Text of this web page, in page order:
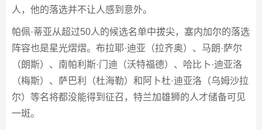
人，他的落选并不让人感到意外。
帕佩·蒂亚从超过50人的候选名单中拔尖，塞内加尔的落选
阵容也是星光熠熠。布拉耶·迪亚（拉齐奥）、马朗·萨尔
（朗斯）、南帕利斯·门迪（沃特福德）、哈比卜·迪亚洛
（梅斯）、萨巴利（杜海勒）和阿卜杜·迪亚洛（乌姆沙拉
尔）等名将都没能得到征召，特兰加雄狮的人才储备可见
一斑。